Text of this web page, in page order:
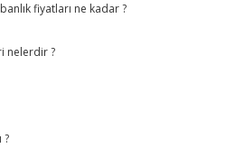
fiyatları ne kadar ?
nelerdir ?
?